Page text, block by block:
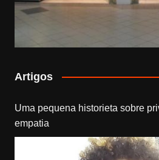
Artigos
Uma pequena historieta sobre
empatia